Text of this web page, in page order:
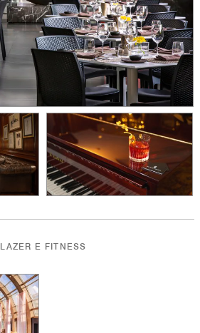
LAZER E FITNESS